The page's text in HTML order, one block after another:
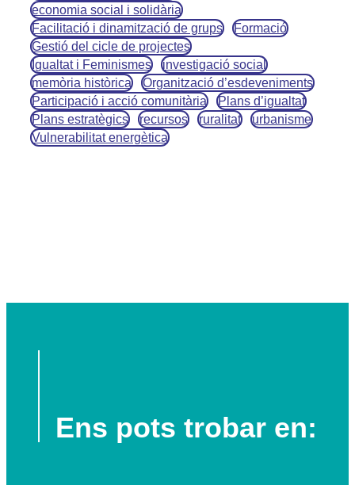
economia social i solidària
Facilitació i dinamització de grups
Formació
Gestió del cicle de projectes
Igualtat i Feminismes
investigació social
memòria històrica
Organització d’esdeveniments
Participació i acció comunitària
Plans d’igualtat
Plans estratègics
recursos ruralitat
urbanisme
Vulnerabilitat energètica
Ens pots trobar en: